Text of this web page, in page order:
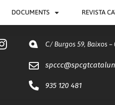
DOCUMENTS REVISTA
C/ Burgos 59, Baixos
spccc@
935 120 481